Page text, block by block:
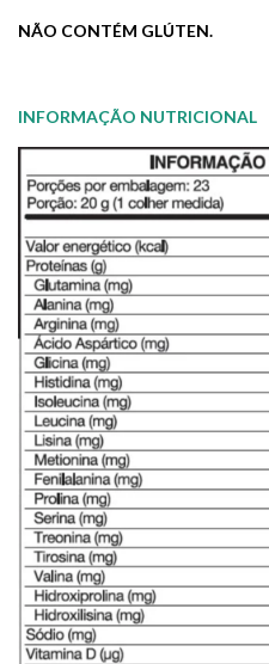
NÃO CONTÉM GLÚTEN.
INFORMAÇÃO NUTRICIONAL